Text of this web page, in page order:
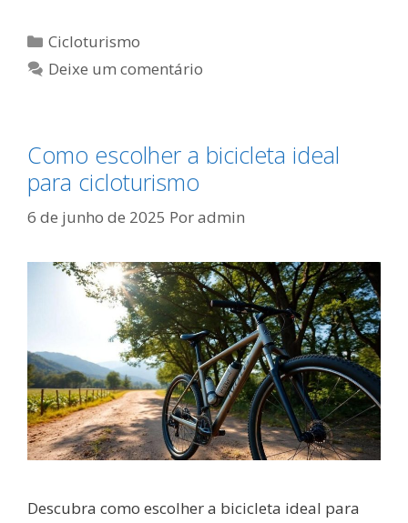
Categorias
Cicloturismo
Deixe um comentário
Como escolher a bicicleta ideal
para cicloturismo
6 de junho de 2025 Poradmin
Descubra como escolher a bicicleta ideal para